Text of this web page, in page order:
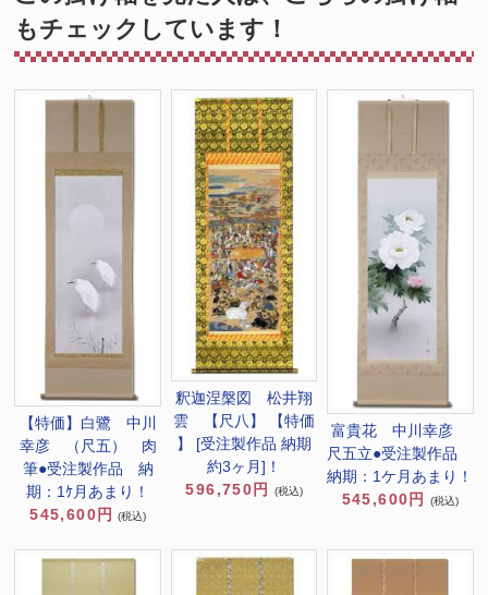
もチェックしています！
【特価】白鷺 中川
幸彦 （尺五） 肉
筆●受注製作品 納
期：1ｹ月あまり！
545,600円
(税込)
釈迦涅槃図 松井翔
雲 【尺八】 【特価
】 [受注製作品 納期
約3ヶ月]！
596,750円
(税込)
富貴花 中川幸彦
尺五立●受注製作品
納期：1ケ月あまり！
545,600円
(税込)